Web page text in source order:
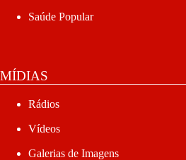
Saúde Popular
MÍDIAS
Rádios
Vídeos
Galerias de Imagens